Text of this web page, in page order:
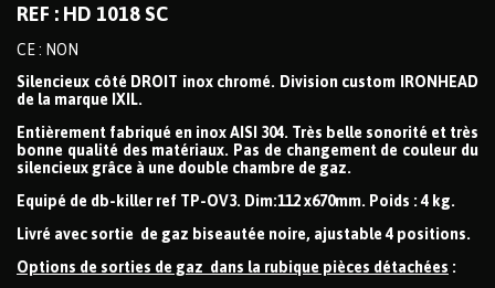
REF : HD 1018 SC
CE : NON
Silencieux côté DROIT inox chromé. Division custom IRONHEAD
de la marque IXIL.
Entièrement fabriqué en inox AISI 304. Très belle sonorité et très
bonne qualité des matériaux. Pas de changement de couleur du
silencieux grâce à une double chambre de gaz.
Equipé de db-killer ref TP-OV3. Dim:112 x670mm. Poids : 4 kg.
Livré avec sortie de gaz biseautée noire, ajustable 4 positions.
Options de sorties de gaz dans la rubique pièces détachées :